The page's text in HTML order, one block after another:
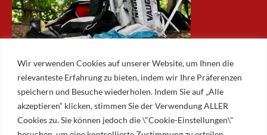
Wir verwenden Cookies auf unserer Website, um Ihnen die
relevanteste Erfahrung zu bieten, indem wir Ihre Präferenzen
speichern und Besuche wiederholen. Indem Sie auf „Alle
akzeptieren“ klicken, stimmen Sie der Verwendung ALLER
Cookies zu. Sie können jedoch die \"Cookie-Einstellungen\"
ARCHIV